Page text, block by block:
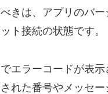
きは、アプリのバー
ト接続の状態です。
エラーコードが表
れた番号やメッセー